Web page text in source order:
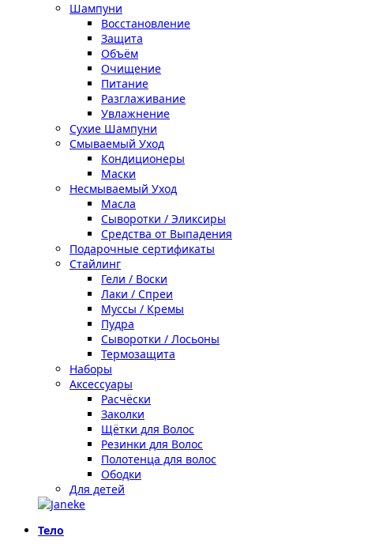
Шампуни
Восстановление
Защита
Объём
Очищение
Питание
Разглаживание
Увлажнение
Сухие Шампуни
Смываемый Уход
Кондиционеры
Маски
Несмываемый Уход
Масла
Сыворотки / Эликсиры
Средства от Выпадения
Подарочные сертификаты
Стайлинг
Гели / Воски
Лаки / Спреи
Муссы / Кремы
Пудра
Сыворотки / Лосьоны
Термозащита
Наборы
Аксессуары
Расчёски
Заколки
Щётки для Волос
Резинки для Волос
Полотенца для волос
Ободки
Для детей
Тело